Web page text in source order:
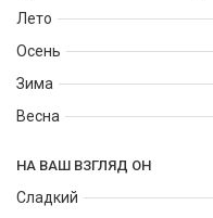
Лето
Осень
Зима
Весна
НА ВАШ ВЗГЛЯД ОН
Сладкий